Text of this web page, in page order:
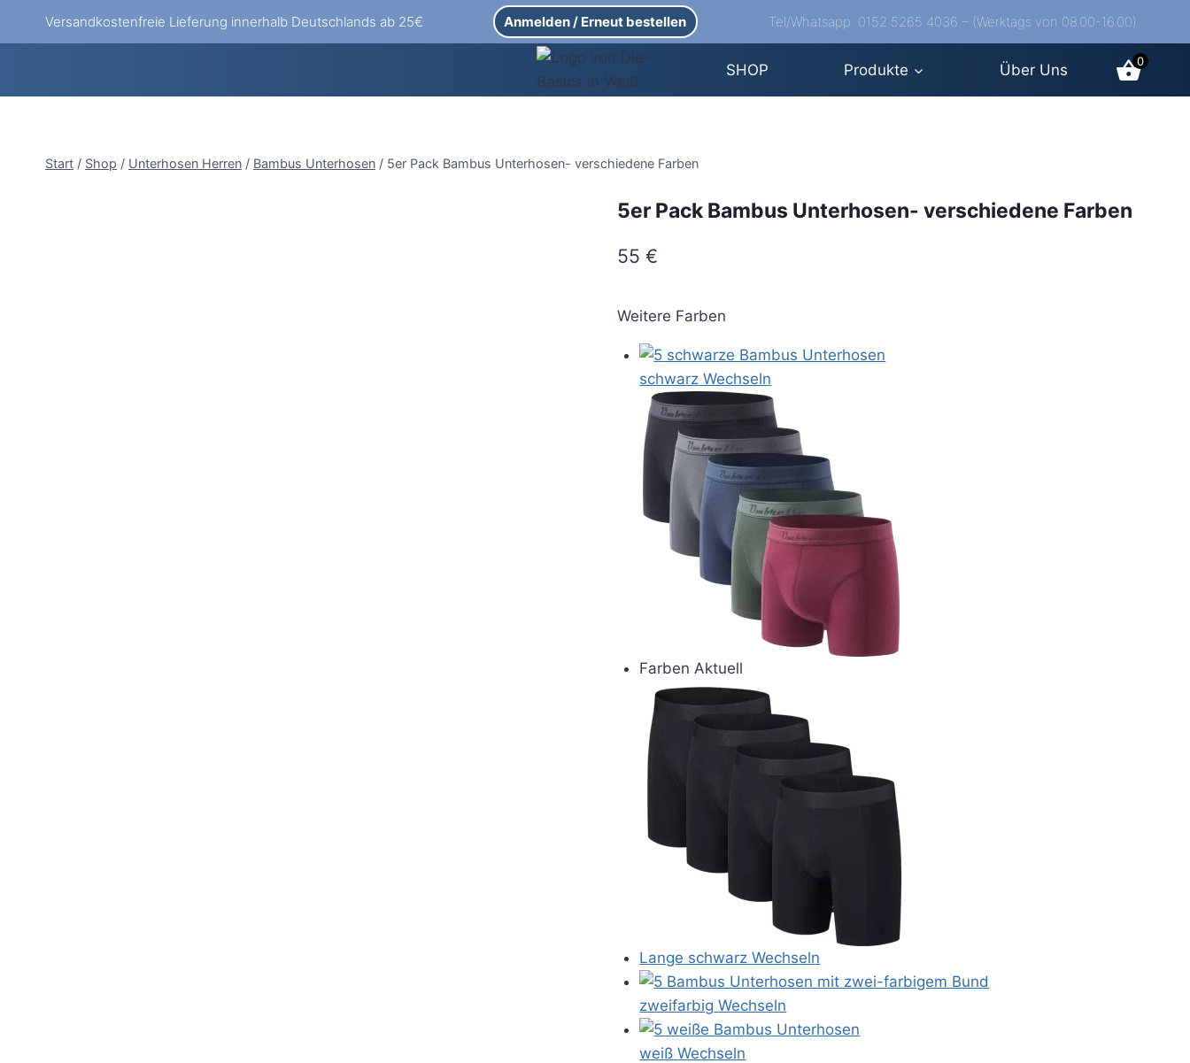
Versandkostenfreie Lieferung innerhalb Deutschlands ab 25€ Anmelden / Erneut bestellen Tel/Whatsapp: 0152 5265 4036 – (Werktags von 08.00-16.00)
SHOP Produkte Über Uns 0
Start / Shop / Unterhosen Herren / Bambus Unterhosen / 5er Pack Bambus Unterhosen- verschiedene Farben
5er Pack Bambus Unterhosen- verschiedene Farben
55 €
Weitere Farben
schwarz Wechseln
Farben Aktuell
Lange schwarz Wechseln
zweifarbig Wechseln
weiß Wechseln